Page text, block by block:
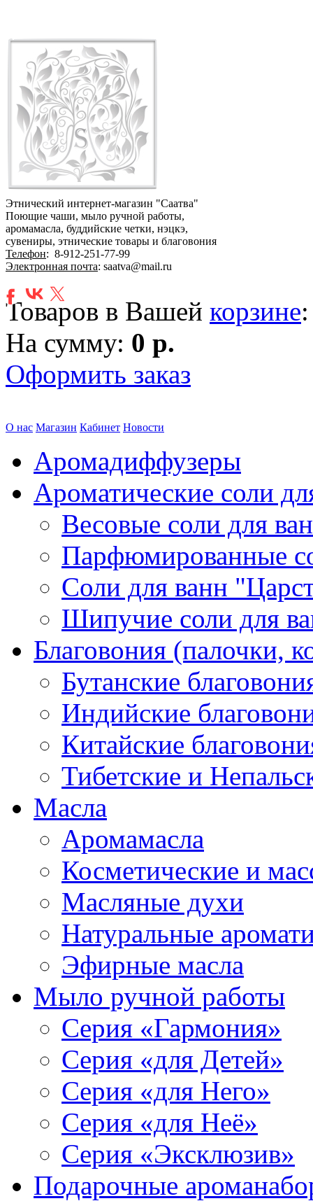
Этнический интернет-магазин "Саатва"
Поющие чаши, мыло ручной работы,
аромамасла, буддийские четки, нэцкэ,
сувениры, этнические товары и благовония
Телефон: 8-912-251-77-99
Электронная почта: saatva@mail.ru
Товаров в Вашей корзине
На сумму: 0 р.
Оформить заказ
О нас Магазин Кабинет Новости
Аромадиффузеры
Ароматические соли
Весовые соли для
Парфюмированные
Соли для ванн
Шипучие соли для
Благовония (палочки,
Бутанские
Индийские
Китайские
Тибетские и
Масла
Аромамасла
Косметические и
Масляные духи
Натуральные
Эфирные масла
Мыло ручной работы
Серия «Гармония»
Серия «для Детей»
Серия «для Него»
Серия «для Неё»
Серия «Эксклюзив»
Подарочные